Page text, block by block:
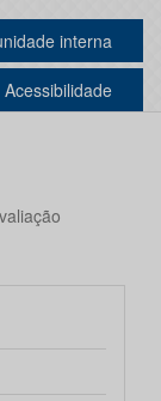
interna
Acessibilidade